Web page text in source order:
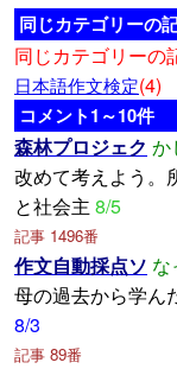
同じカテゴリーの
同じカテゴリーの
日本語作文検定(4)
コメント1～10件
森林プロジェク か
改めて考えよう。
と社会主 8/5
記事 1496番
作文自動採点ソ な
母の過去から
8/3
記事 89番